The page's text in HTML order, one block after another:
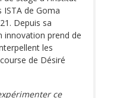
ISTA de Goma
Depuis sa
innovation prend de
les
de Désiré
ce